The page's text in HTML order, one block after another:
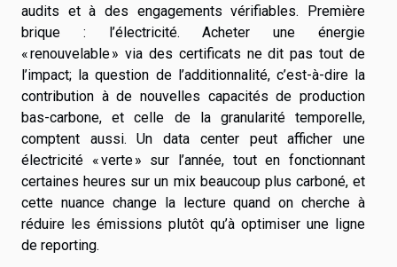
audits et à des engagements vérifiables. Première
brique : l’électricité. Acheter une énergie
« renouvelable » via des certificats ne dit pas tout de
l’impact; la question de l’additionnalité, c’est-à-dire la
contribution à de nouvelles capacités de production
bas-carbone, et celle de la granularité temporelle,
comptent aussi. Un data center peut afficher une
électricité « verte » sur l’année, tout en fonctionnant
certaines heures sur un mix beaucoup plus carboné, et
cette nuance change la lecture quand on cherche à
réduire les émissions plutôt qu’à optimiser une ligne
de reporting.